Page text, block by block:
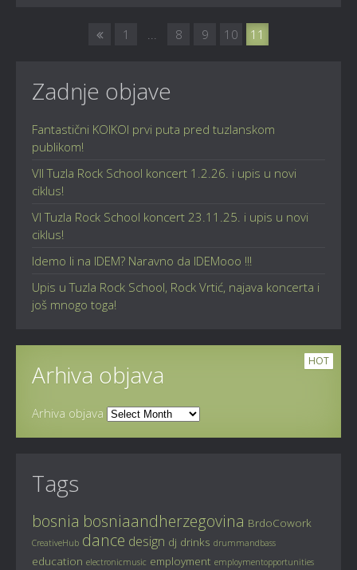
1 ... 8 9 10 11
Zadnje objave
Fantastični KOIKOI prvi puta pred tuzlanskom
publikom!
VII Tuzla Rock School koncert 1.2.26. i upis u novi
ciklus!
VI Tuzla Rock School koncert 23.11.25. i upis u novi
ciklus!
Idemo li na IDEM? Naravno da IDEMooo !!!
Upis u Tuzla Rock School, Rock Vrtić, najava koncerta i
još mnogo toga!
HOT
Arhiva objava
Arhiva objava
Tags
bosnia bosniaandherzegovina BrdoCowork
CreativeHub dance design dj drinks drummandbass
education electronicmusic employment employmentopportunities